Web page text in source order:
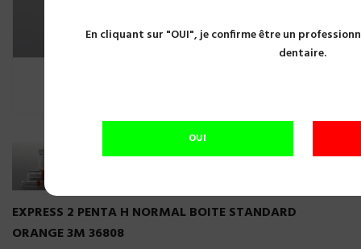
En cliquant sur "OUI", je confirme être un
dentaire.
OUI
EXPRESS 2 PENTA H NORMAL BOITE STANDARD
ORANGE 3M 36808